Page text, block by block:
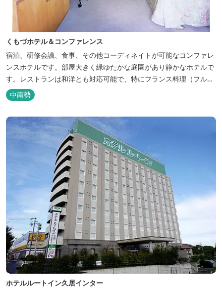
くもづホテル＆コンファレンス
宿泊、研修会議、食事、その他コーディネイトが可能なコンファレ
ンスホテルです。部屋大きく緑ゆたかな庭園があり静かなホテルで
す。レストランは和洋とも対応可能で、特にフランス料理（フルコ
ース）が人気あり是非ご賞味ください。
中南勢
ホテルルートイン久居インター